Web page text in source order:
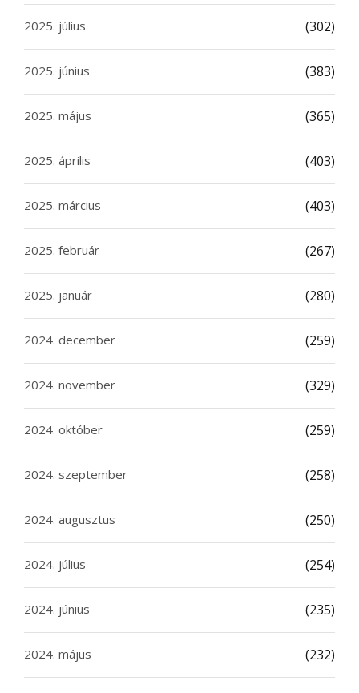
2025. július (302)
2025. június (383)
2025. május (365)
2025. április (403)
2025. március (403)
2025. február (267)
2025. január (280)
2024. december (259)
2024. november (329)
2024. október (259)
2024. szeptember (258)
2024. augusztus (250)
2024. július (254)
2024. június (235)
2024. május (232)